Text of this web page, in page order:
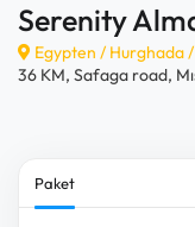
Serenity
Egypten / Hurghada/
36 KM, Safaga road,
Paket